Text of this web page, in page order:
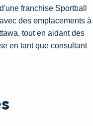
franchise Sportball
des emplacements à
tout en aidant des
en tant que consultant